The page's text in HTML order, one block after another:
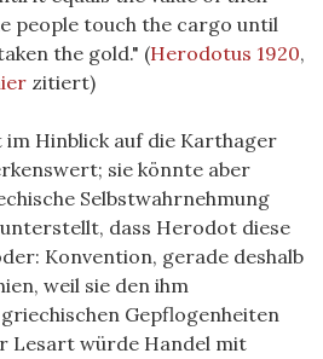
people touch the cargo until
the gold." (Herodotus 1920,
zitiert)
im Hinblick auf die Karthager
sie könnte aber
Selbstwahrnehmung
dass Herodot diese
Konvention, gerade deshalb
weil sie den ihm
Gepflogenheiten
Lesart würde Handel mit